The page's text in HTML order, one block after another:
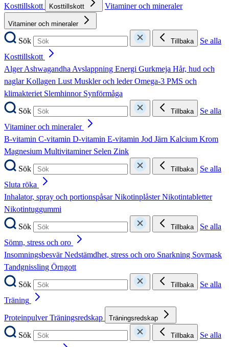
Kosttillskott
Kosttillskott Vitaminer och mineraler
Vitaminer och mineraler
Sök Tillbaka
Se alla
Kosttillskott
AlgerAshwagandhaAvslappning Energi Gurkmeja Hår, hud och
naglarKollagen LustMuskler och lederOmega-3 PMS och
klimakteriet Slemhinnor Synförmåga
Sök
Tillbaka
Se alla
Vitaminer och mineraler
B-vitamin C-vitamin D-vitamin E-vitamin Jod Järn Kalcium Krom
Magnesium Multivitaminer Selen Zink
Sök
Tillbaka
Se alla
Sluta röka
Inhalator, spray och portionspåsarNikotinplåsterNikotintabletter
Nikotintuggummi
Sök
Tillbaka
Se alla
Sömn, stress och oro
InsomningsbesvärNedstämdhet, stress och oro Snarkning Sovmask
Tandgnissling Örngott
Sök
Tillbaka
Se alla
Träning
ProteinpulverTräningsredskap Träningsredskap
Sök Tillbaka
Se alla